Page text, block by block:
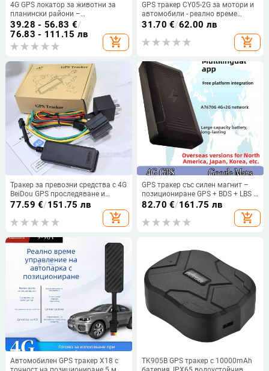
4G GPS локатор за животни за
планински райони –
проследяване на траекторията
на прасета, страуси, говеда и
овце и аларма при аномалия
39.28 - 56.83 €/
76.83 - 111.15 лв
add_shopping_cart
GPS тракер CY05-2G за мотори и
автомобили - реално време
позициониране, прекъсване на
горивото и захранването, IPX5
водоустойчив, GPS точност 5 м,
31.70 €/62.00 лв
add_shopping_cart
Тракер за превозни средства с 4G
BeiDou GPS проследяване и
защита от кражба за
автомобили и електрически
мотоциклети, облачно
77.59 €/151.75 лв
add_shopping_cart
GPS тракер със силен магнит –
позициониране GPS + BDS + LBS +
WiFi, точност 5 м, аларми:
вибрация, мобилен сигнал,
периметър и надскорост, живот
82.70 €/161.75 лв
add_shopping_cart
Автомобилен GPS тракер X18 с
TK905B GPS тракер с 10000mAh